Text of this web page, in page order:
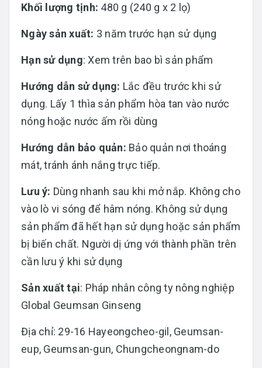
Khối lượng tịnh: 480 g (240 g x 2 lọ)
Ngày sản xuất: 3 năm trước hạn sử dụng
Hạn sử dụng: Xem trên bao bì sản phẩm
Hướng dẫn sử dụng: Lắc đều trước khi sử
dụng. Lấy 1 thìa sản phẩm hòa tan vào nước
nóng hoặc nước ấm rồi dùng
Hướng dẫn bảo quản: Bảo quản nơi thoáng
mát, tránh ánh nắng trực tiếp.
Lưu ý: Dùng nhanh sau khi mở nắp. Không cho
vào lò vi sóng để hâm nóng. Không sử dụng
sản phẩm đã hết hạn sử dụng hoặc sản phẩm
bị biến chất. Người dị ứng với thành phần trên
cần lưu ý khi sử dụng
Sản xuất tại: Pháp nhân công ty nông nghiệp
Global Geumsan Ginseng
Địa chỉ: 29-16 Hayeongcheo-gil, Geumsan-
eup, Geumsan-gun, Chungcheongnam-do